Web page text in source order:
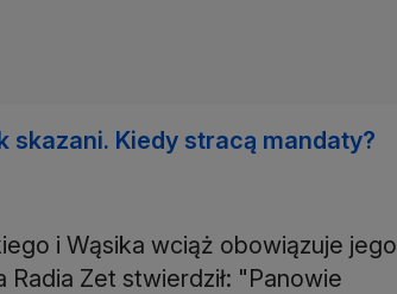
skazani. Kiedy stracą mandaty?
i Wąsika wciąż obowiązuje jego
Radia Zet stwierdził: "Panowie